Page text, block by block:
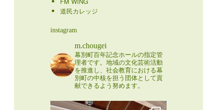
道民カレッジ
instagram
m.chougei
幕別町百年記念ホールの指定管
理者です。地域の文化芸術活動
を推進し、社会教育における幕
別町の中核を担う団体として貢
献できるよう努めます。